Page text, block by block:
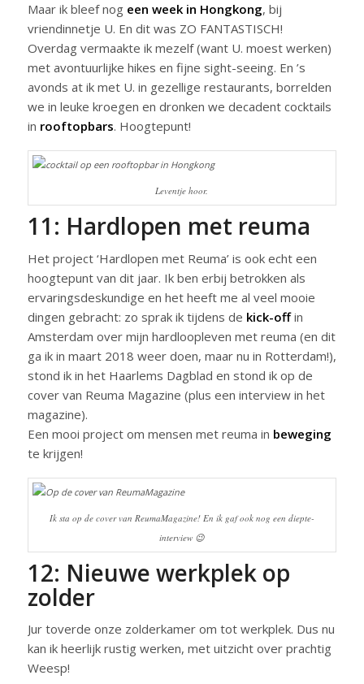
Maar ik bleef nogeen week in Hongkong, bij
vriendinnetje U. En dit was ZO FANTASTISCH!
Overdag vermaakte ik mezelf (want U. moest werken)
met avontuurlijke hikes en fijne sight-seeing. En ’s
avonds at ik met U. in gezellige restaurants, borrelden
we in leuke kroegen en dronken we decadent cocktails
in rooftopbars. Hoogtepunt!
Leventje hoor.
11: Hardlopen met reuma
Het project ‘Hardlopen met Reuma’ is ook echt een
hoogtepunt van dit jaar. Ik ben erbij betrokken als
ervaringsdeskundige en het heeft me al veel mooie
dingen gebracht: zo sprak ik tijdens de kick-offin
Amsterdam over mijn hardloopleven met reuma (en dit
ga ik in maart 2018 weer doen, maar nu in Rotterdam!),
stond ik in het Haarlems Dagblad en stond ik op de
cover van Reuma Magazine (plus een interview in het
magazine).
Een mooi project om mensen met reuma in beweging
te krijgen!
Ik sta op de cover van ReumaMagazine! En ik gaf ook nog een diepte-
interview 😉
12: Nieuwe werkplek op
zolder
Jur toverde onze zolderkamer om tot werkplek. Dus nu
kan ik heerlijk rustig werken, met uitzicht over prachtig
Weesp!